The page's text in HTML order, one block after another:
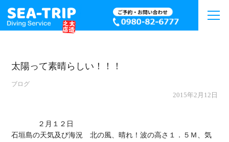
太陽って素晴らしい！！！
ブログ
2015年2月12日
石垣島の天気及び海況　北の風、晴れ！波の高さ１．５Ｍ、気